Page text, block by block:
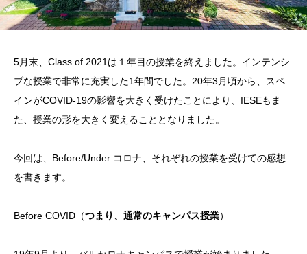
5月末、Class of 2021は１年目の授業を終えました。インテンシ
ブな授業で非常に充実した1年間でした。20年3月頃から、スペ
インがCOVID-19の影響を大きく受けたことにより、IESEもま
た、授業の形を大きく変えることとなりました。
今回は、Before/Under コロナ、それぞれの授業を受けての感想
を書きます。
Before COVID（つまり、通常のキャンパス授業）